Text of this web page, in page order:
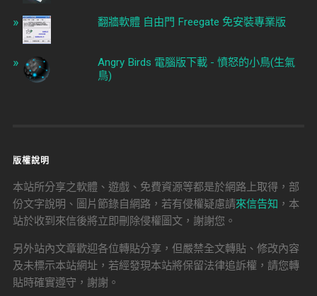
翻牆軟體 自由門 Freegate 免安裝專業版
Angry Birds 電腦版下載 - 憤怒的小鳥(生氣
鳥)
版權說明
本站所分享之軟體、遊戲、免費資源等都是於網路上取得，部
份文字說明、圖片節錄自網路，若有侵權疑慮請來信告知 ，本
站於收到來信後將立即刪除侵權圖文，謝謝您。
另外站內文章歡迎各位轉貼分享，但嚴禁全文轉貼、修改內容
及未標示本站網址，若經發現本站將保留法律追訴權，請您轉
貼時確實遵守，謝謝。